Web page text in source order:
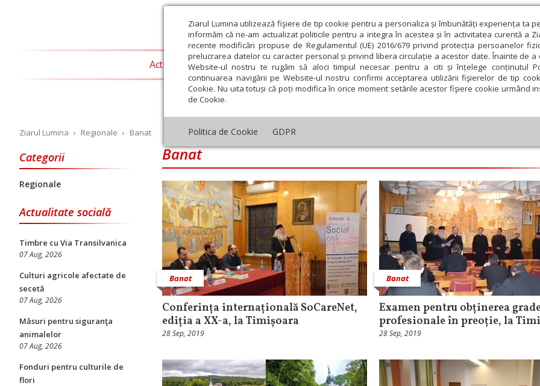
Ziarul Lumina utilizează fişiere de tip cookie pentru a personaliza și îmbunătăți experiența ta
informăm că ne-am actualizat politicile pentru a integra în acestea și în activitatea curentă a
recente modificări propuse de Regulamentul (UE) 2016/679 privind protecția persoanelor
prelucrarea datelor cu caracter personal și privind libera circulație a acestor date. Înainte de
Website-ul nostru te rugăm să aloci timpul necesar pentru a citi și înțelege conținutul
continuarea navigării pe Website-ul nostru confirmi acceptarea utilizării fişierelor de tip
Cookie. Nu uita totuși că poți modifica în orice moment setările acestor fişiere cookie urmând
de Cookie.
Politica de Cookie GDPR
Actualitate religioasă Teologie și spiritualitate Educaţie și Cultură Societate
Ziarul Lumina › Regionale › Banat
Categorii
Regionale
Actualitate socială
Timbre cu Via Transilvanica
07 Aug, 2026
Culturi agricole afectate de
secetă
07 Aug, 2026
Măsuri pentru siguranţa
animalelor
07 Aug, 2026
Fonduri pentru culturile de
flori
Banat
Banat
Conferința internațională SoCareNet,
ediția a XX-a, la Timișoara
28 Sep, 2019
Banat
Examen pentru obținerea
profesionale în preoție, la
28 Sep, 2019
Octombrie Noiembrie Decembrie Ianuarie Februarie Martie Aprilie